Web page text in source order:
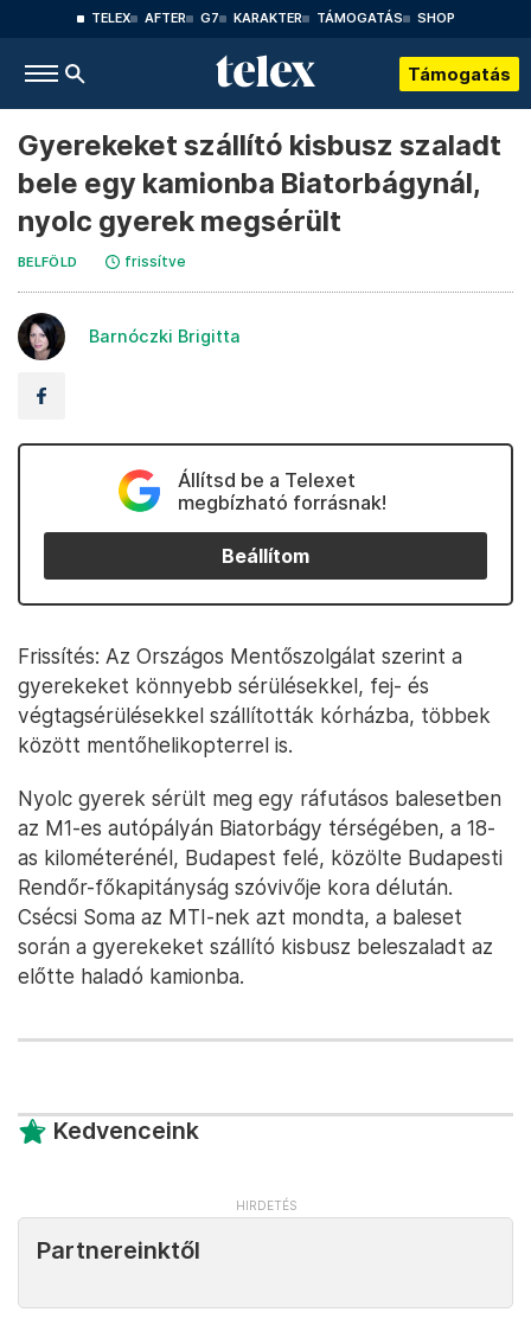
TELEX AFTER G7 KARAKTER TÁMOGATÁS SHOP
Támogatás
Gyerekeket szállító kisbusz szaladt
bele egy kamionba Biatorbágynál,
nyolc gyerek megsérült
BELFÖLD frissítve
Barnóczki Brigitta
Állítsd be a Telexet
megbízható forrásnak!
Beállítom
Frissítés: Az Országos Mentőszolgálat szerint a
gyerekeket könnyebb sérülésekkel, fej- és
végtagsérülésekkel szállították kórházba, többek
között mentőhelikopterrel is.
Nyolc gyerek sérült meg egy ráfutásos balesetben
az M1-es autópályán Biatorbágy térségében, a 18-
as kilométerénél, Budapest felé, közölte Budapesti
Rendőr-főkapitányság szóvivője kora délután.
Csécsi Soma az MTI-nek azt mondta, a baleset
során a gyerekeket szállító kisbusz beleszaladt az
előtte haladó kamionba.
Kedvenceink
Partnereinktől